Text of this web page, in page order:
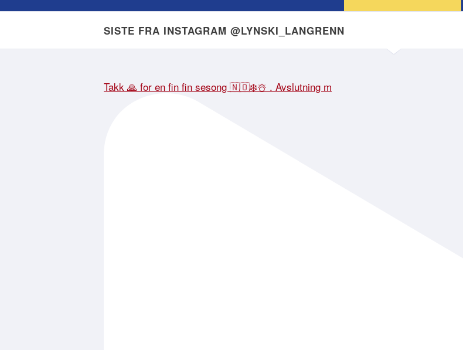
SISTE FRA INSTAGRAM @LYNSKI_LANGRENN
Takk 🙏 for en fin fin sesong 🇳🇴❄️☃️ . Avslutning m